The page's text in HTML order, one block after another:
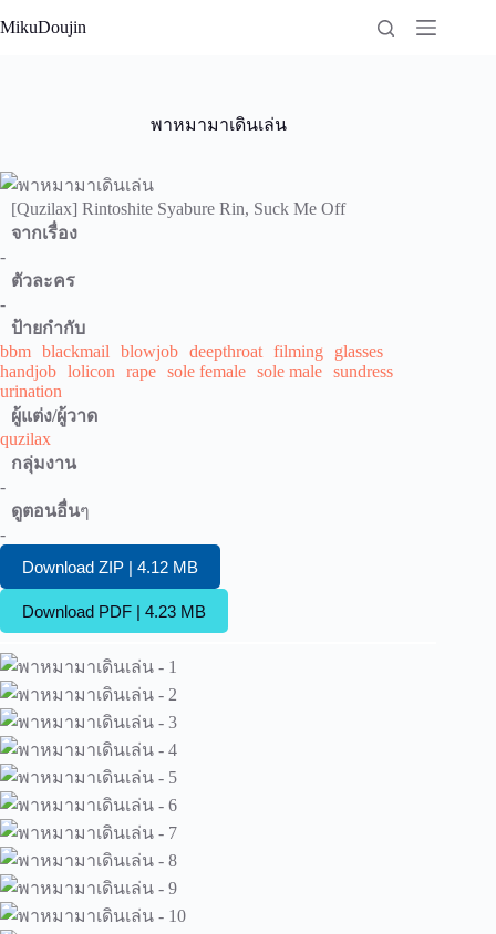
to
MikuDoujin
พาหมามาเดินเล่น
[Quzilax] Rintoshite Syabure Rin, Suck Me Off
จากเรื่อง
-
ตัวละคร
-
ป้ายกำกับ
bbm blackmail blowjob deepthroat filming
glasses
handjob lolicon rape sole female sole male sundress
urination
ผู้แต่ง/ผู้วาด
quzilax
กลุ่มงาน
-
ดูตอนอื่นๆ
-
Download ZIP | 4.12 MB
Download PDF | 4.23 MB